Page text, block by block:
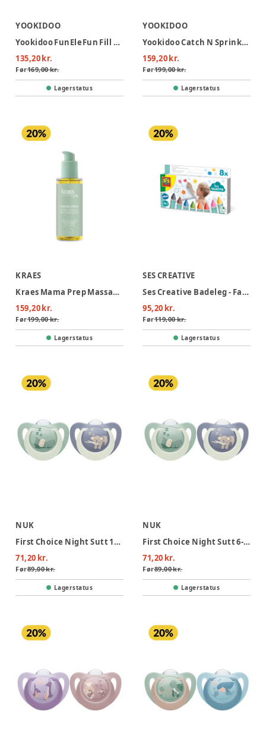
YOOKIDOO
Yookidoo FunEleFun Fill N Sprinkle - Grå
135,20 kr.
Før169,00 kr.
Lagerstatus
YOOKIDOO
Yookidoo Catch N Sprinkle Fishing Set Og Bucket
159,20 kr.
Før199,00 kr.
Lagerstatus
KRAES
Kraes Mama Prep Massageolie
159,20 kr.
Før199,00 kr.
Lagerstatus
SES CREATIVE
Ses Creative Badeleg - Farvekridt Til Badet
95,20 kr.
Før119,00 kr.
Lagerstatus
NUK
First Choice Night Sutt 18-36 mån - Hippo/Koala
71,20 kr.
Før89,00 kr.
Lagerstatus
NUK
First Choice Night Sutt 6-18 mån - Hippo/Koala
71,20 kr.
Før89,00 kr.
Lagerstatus